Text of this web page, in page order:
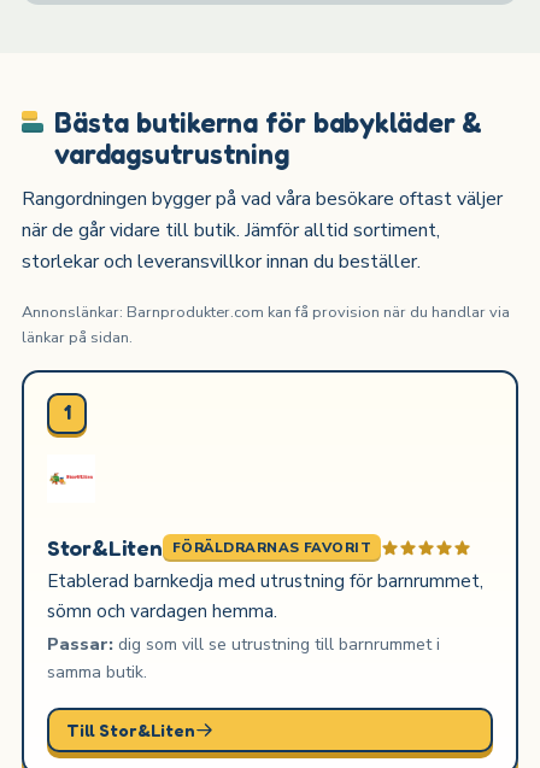
Bästa butikerna för babykläder &
vardagsutrustning
Rangordningen bygger på vad våra besökare oftast väljer
när de går vidare till butik. Jämför alltid sortiment,
storlekar och leveransvillkor innan du beställer.
Annonslänkar: Barnprodukter.com kan få provision när du handlar via
länkar på sidan.
1
Stor&Liten FÖRÄLDRARNAS FAVORIT
Etablerad barnkedja med utrustning för barnrummet,
sömn och vardagen hemma.
Passar:dig som vill se utrustning till barnrummet i
samma butik.
Till Stor&Liten